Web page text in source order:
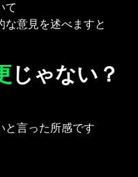
て
な意見を述べますと
じゃない？
と言った所感です